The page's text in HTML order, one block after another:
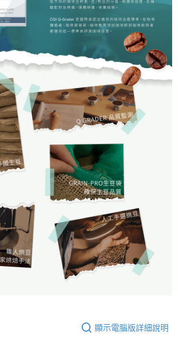
顯示電腦版詳細說明